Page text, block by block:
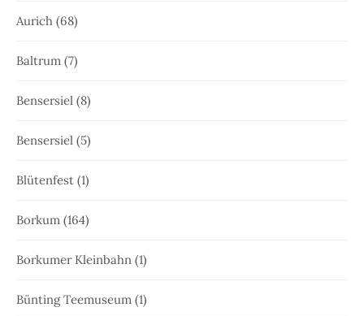
Aurich (68)
Baltrum (7)
Bensersiel (8)
Bensersiel (5)
Blütenfest (1)
Borkum (164)
Borkumer Kleinbahn (1)
Bünting Teemuseum (1)